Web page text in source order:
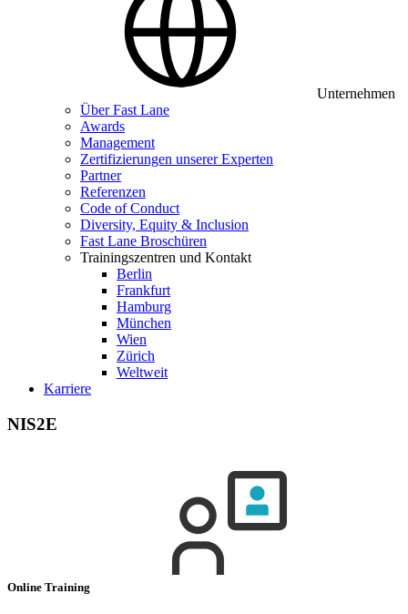
Unternehmen
Über Fast Lane
Awards
Management
Zertifizierungen unserer Experten
Partner
Referenzen
Code of Conduct
Diversity, Equity & Inclusion
Fast Lane Broschüren
Trainingszentren und Kontakt
Berlin
Frankfurt
Hamburg
München
Wien
Zürich
Weltweit
Karriere
NIS2E
Online Training